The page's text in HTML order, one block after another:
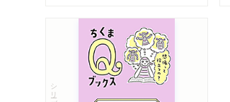
シリーズ・全集